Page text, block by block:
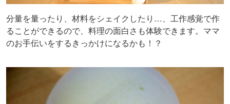
分量を量ったり、材料をシェイクしたり…、工作感覚で作
ることができるので、料理の面白さも体験できます。ママ
のお手伝いをするきっかけになるかも！？